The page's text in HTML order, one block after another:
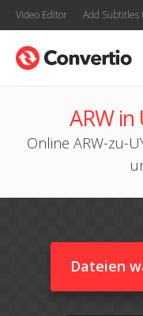
Video Editor Add Subtitles
ARW in
Online ARW-zu-
Dateien